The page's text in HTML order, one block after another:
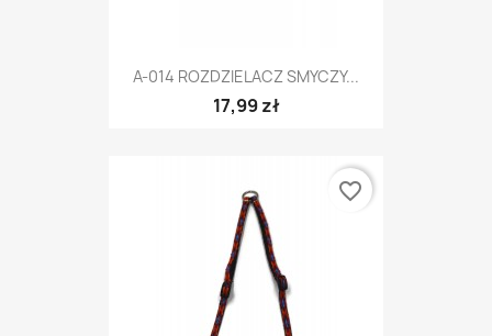
A-014 ROZDZIELACZ SMYCZY...
17,99 zł
favorite_border